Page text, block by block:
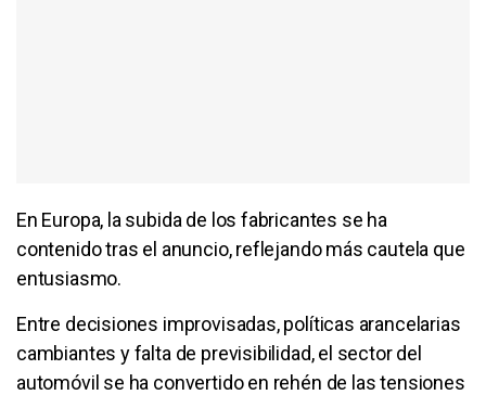
En Europa, la subida de los fabricantes se ha
contenido tras el anuncio, reflejando más cautela que
entusiasmo.
Entre decisiones improvisadas, políticas arancelarias
cambiantes y falta de previsibilidad, el sector del
automóvil se ha convertido en rehén de las tensiones